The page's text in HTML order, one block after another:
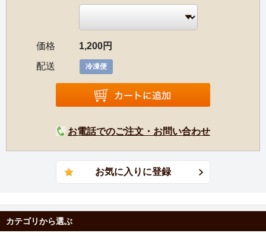
価格
1,200円
配送
冷凍便
お電話でのご注文・お問い合わせ
カテゴリから選ぶ